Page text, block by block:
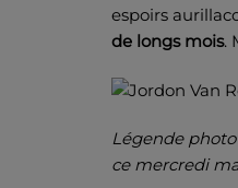
espoirs
de longs mois.
Légende
ce mercredi